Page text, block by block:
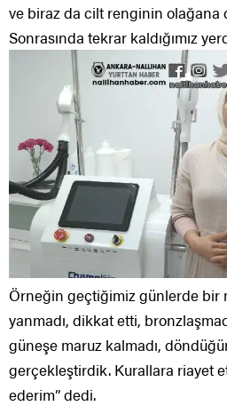
ve biraz da cilt renginin olağana
Sonrasında tekrar kaldığımız
Örneğin geçtiğimiz günlerde bir
yanmadı, dikkat etti,
güneşe maruz kalmadı,
gerçekleştirdik. Kurallara riayet
ederim” dedi.